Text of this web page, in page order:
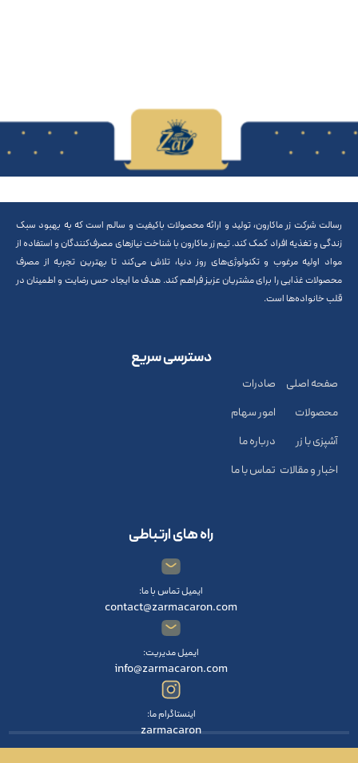
رسالت شرکت زر ماکارون، تولید و ارائه محصولات باکیفیت و سالم است که به بهبود سبک
زندگی و تغذیه افراد کمک کند. تیم زر ماکارون با شناخت نیازهای مصرف‌کنندگان و استفاده از
مواد اولیه مرغوب و تکنولوژی‌های روز دنیا، تلاش می‌کند تا بهترین تجربه از مصرف
محصولات غذایی را برای مشتریان عزیز فراهم کند. هدف ما ایجاد حس رضایت و اطمینان در
قلب خانواده‌ها است.
دسترسی سریع
صفحه اصلی
محصولات
آشپزی با زر
اخبار و مقالات
صادرات
امور سهام
درباره ما
تماس با ما
راه های ارتباطی
ایمیل تماس با ما:
contact@zarmacaron.com
ایمیل مدیریت:
info@zarmacaron.com
اینستاگرام ما:
zarmacaron